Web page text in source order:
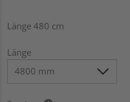
Länge 480 cm
Länge